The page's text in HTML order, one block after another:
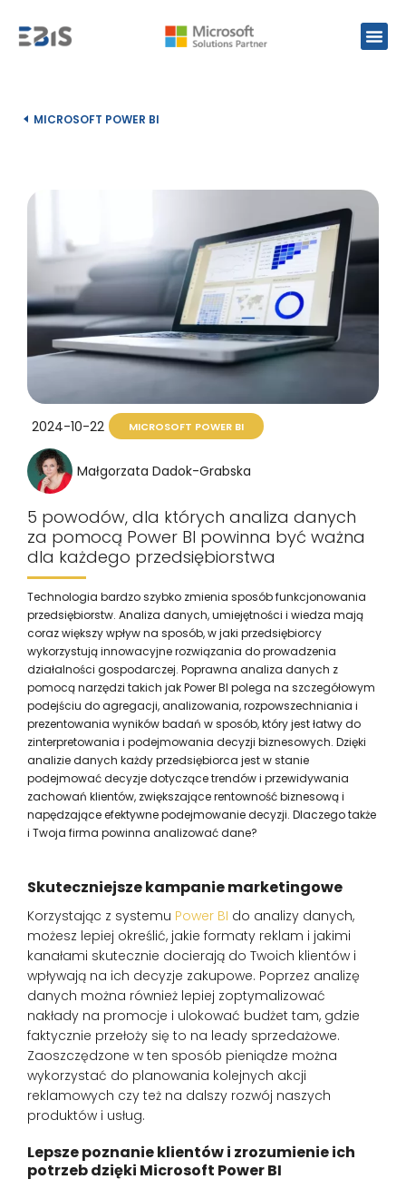
MICROSOFT POWER BI
2024-10-22 MICROSOFT POWER BI
Małgorzata Dadok-Grabska
5 powodów, dla których analiza danych
za pomocą Power BI powinna być ważna
dla każdego przedsiębiorstwa
Technologia bardzo szybko zmienia sposób funkcjonowania
przedsiębiorstw. Analiza danych, umiejętności i wiedza mają
coraz większy wpływ na sposób, w jaki przedsiębiorcy
wykorzystują innowacyjne rozwiązania do prowadzenia
działalności gospodarczej. Poprawna analiza danych z
pomocą narzędzi takich jak Power BI polega na szczegółowym
podejściu do agregacji, analizowania, rozpowszechniania i
prezentowania wyników badań w sposób, który jest łatwy do
zinterpretowania i podejmowania decyzji biznesowych. Dzięki
analizie danych każdy przedsiębiorca jest w stanie
podejmować decyzje dotyczące trendów i przewidywania
zachowań klientów, zwiększające rentowność biznesową i
napędzające efektywne podejmowanie decyzji. Dlaczego także
i Twoja firma powinna analizować dane?
Skuteczniejsze kampanie marketingowe
Korzystając z systemu Power BI do analizy danych,
możesz lepiej określić, jakie formaty reklam i jakimi
kanałami skutecznie docierają do Twoich klientów i
wpływają na ich decyzje zakupowe. Poprzez analizę
danych można również lepiej zoptymalizować
nakłady na promocje i ulokować budżet tam, gdzie
faktycznie przełoży się to na leady sprzedażowe.
Zaoszczędzone w ten sposób pieniądze można
wykorzystać do planowania kolejnych akcji
reklamowych czy też na dalszy rozwój naszych
produktów i usług.
Lepsze poznanie klientów i zrozumienie ich
potrzeb dzięki Microsoft Power BI